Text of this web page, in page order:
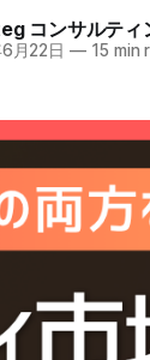
コンサルティ
月22日 — 15 min